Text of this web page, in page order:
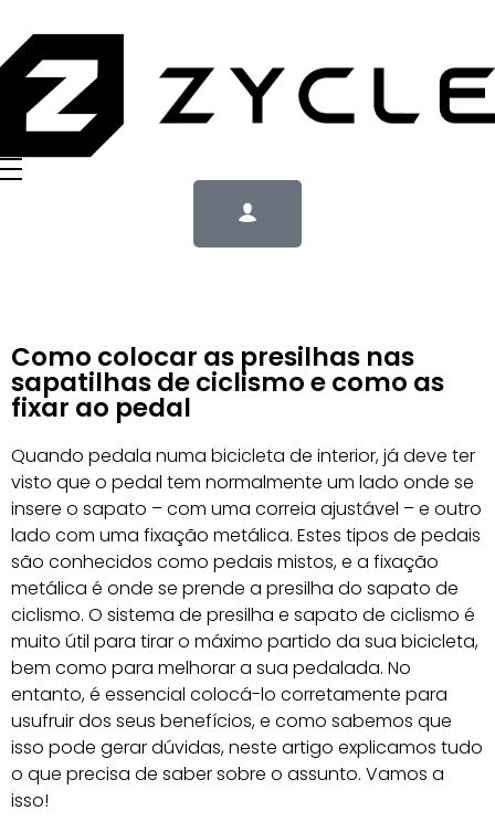
Como colocar as presilhas nas
sapatilhas de ciclismo e como as
fixar ao pedal
Quando pedala numa bicicleta de interior, já deve ter
visto que o pedal tem normalmente um lado onde se
insere o sapato – com uma correia ajustável – e outro
lado com uma fixação metálica. Estes tipos de pedais
são conhecidos como pedais mistos, e a fixação
metálica é onde se prende a presilha do sapato de
ciclismo. O sistema de presilha e sapato de ciclismo é
muito útil para tirar o máximo partido da sua bicicleta,
bem como para melhorar a sua pedalada. No
entanto, é essencial colocá-lo corretamente para
usufruir dos seus benefícios, e como sabemos que
isso pode gerar dúvidas, neste artigo explicamos tudo
o que precisa de saber sobre o assunto. Vamos a
isso!